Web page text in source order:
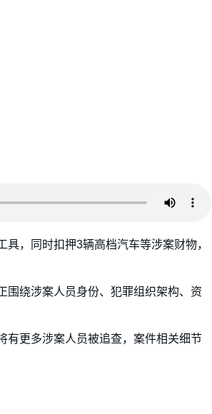
，同时扣押3辆高档汽车等涉案财物，
围绕涉案人员身份、犯罪组织架构、资
有更多涉案人员被追查，案件相关细节